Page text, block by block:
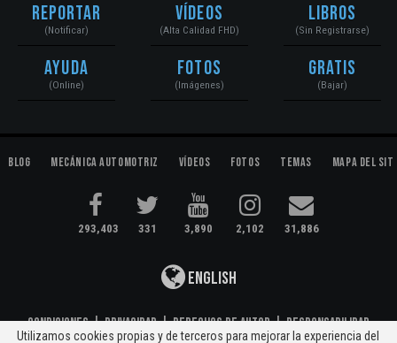
Reportar
(Notificar)
Ayuda
(Online)
Vídeos
(Alta Calidad FHD)
Fotos
(Imágenes)
Libros
(Sin Registrarse)
Gratis
(Bajar)
Blog Mecánica Automotriz Vídeos Fotos Temas Mapa del
293,403 331 3,890 2,102 31,886
English
Condiciones|Privacidad|Derechos de Autor|Responsabilidad
Utilizamos cookies propias y de terceros para mejorar la experiencia del